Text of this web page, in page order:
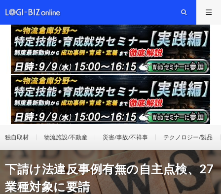
独自取材 物流施設/不動産 災害/事故/不祥事 テクノロジー/製品
下請け法違反事例有無の自主点検、27
業種対象に要請